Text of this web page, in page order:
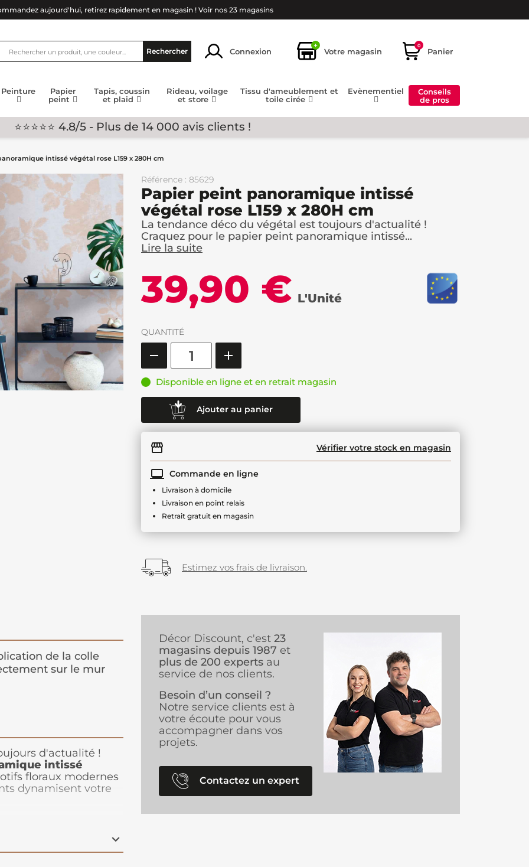
aujourd'hui, retirez rapidement en magasin ! Voir nos 23 magasins
Rechercher Connexion
+
Votre magasin
0
Panier
Peinture
Papier
peint
Tapis, coussin
et plaid
Rideau, voilage
et store
Tissu d'ameublement et
toile cirée
Evènementiel
Conseils
de pros
⭐⭐⭐⭐⭐ 4.8/5 - Plus de 14 000 avis clients !
intissé végétal rose L159 x 280H cm
Référence : 85629
Papier peint panoramique intissé
végétal rose L159 x 280H cm
La tendance déco du végétal est toujours d'actualité !
Craquez pour le papier peint panoramique intissé...
Lire la suite
39,90 € L'Unité
QUANTITÉ
Disponible en ligne et en retrait magasin
Ajouter au panier
Vérifier votre stock en magasin
Commande en ligne
Livraison à domicile
Livraison en point relais
Retrait gratuit en magasin
Estimez vos frais de livraison.
de la colle
sur le mur
d'actualité !
intissé
floraux modernes
dynamisent votre
un bureau, ce décor
pose facile et rapide,
le mur
Décor Discount, c'est 23
magasins depuis 1987 et
plus de 200 experts au
service de nos clients.
Besoin d’un conseil ?
Notre service clients est à
votre écoute pour vous
accompagner dans vos
projets.
Contactez un expert